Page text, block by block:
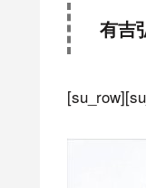
有吉